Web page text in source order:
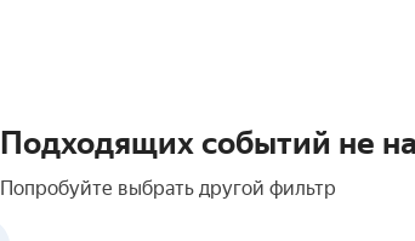
Подходящих событий не
Попробуйте выбрать другой фильтр